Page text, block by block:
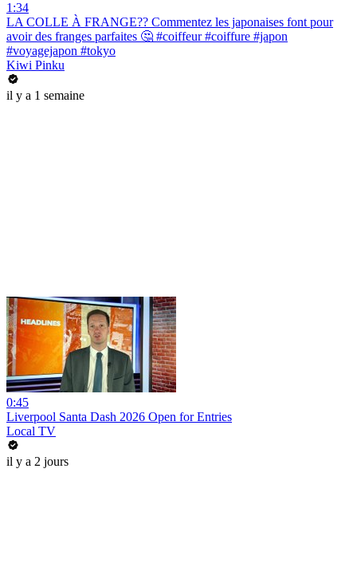
1:34
LA COLLE À FRANGE?? Commentez les japonaises font pour
avoir des franges parfaites 🤔 #coiffeur #coiffure #japon
#voyagejapon #tokyo
Kiwi Pinku
il y a 1 semaine
0:45
Liverpool Santa Dash 2026 Open for Entries
Local TV
il y a 2 jours